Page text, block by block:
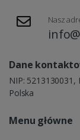
Nasz
Dane
NIP: 5213130031,
Polska
Menu główne